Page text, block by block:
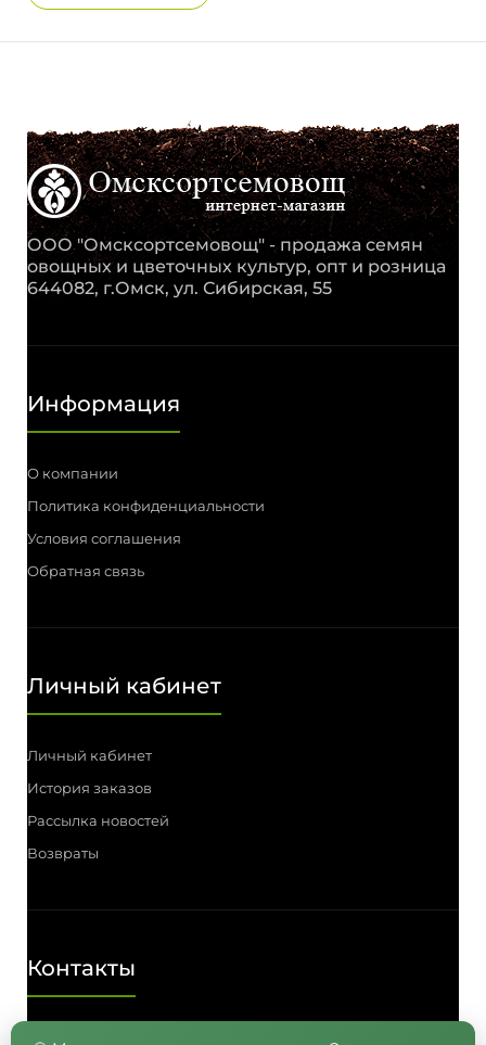
ООО "Омсксортсемовощ" - продажа семян
овощных и цветочных культур, опт и розница
644082, г.Омск, ул. Сибирская, 55
Информация
О компании
Политика конфиденциальности
Условия соглашения
Обратная связь
Личный кабинет
Личный кабинет
История заказов
Рассылка новостей
Возвраты
Контакты